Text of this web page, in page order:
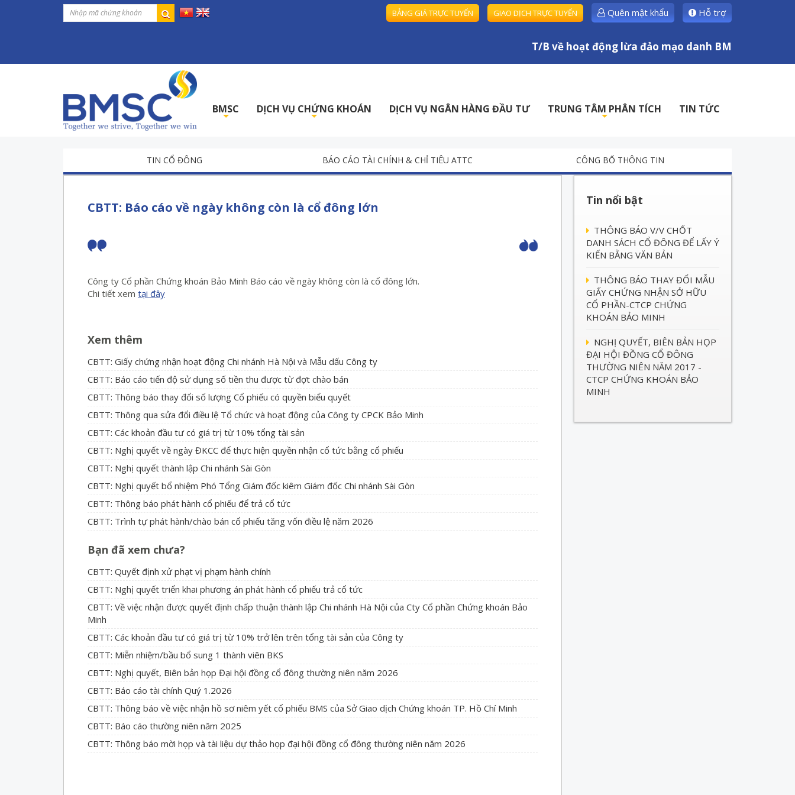
BẢNG GIÁ TRỰC TUYẾN GIAO DỊCH TRỰC TUYẾN Quên mật khẩu Hỗ trợ
T/B về hoạt động lừa đảo mạo danh BMSC
BMSC DỊCH VỤ CHỨNG KHOÁN DỊCH VỤ NGÂN HÀNG ĐẦU TƯ TRUNG TÂM PHÂN TÍCH TIN TỨC
TIN CỔ ĐÔNG BÁO CÁO TÀI CHÍNH & CHỈ TIÊU ATTC CÔNG BỐ THÔNG TIN
CBTT: Báo cáo về ngày không còn là cổ đông lớn
Công ty Cổ phần Chứng khoán Bảo Minh Báo cáo về ngày không còn là cổ đông lớn.
Chi tiết xem tại đây
Xem thêm
CBTT: Giấy chứng nhận hoạt động Chi nhánh Hà Nội và Mẫu dấu Công ty
CBTT: Báo cáo tiến độ sử dụng số tiền thu được từ đợt chào bán
CBTT: Thông báo thay đổi số lượng Cổ phiếu có quyền biểu quyết
CBTT: Thông qua sửa đổi điều lệ Tổ chức và hoạt động của Công ty CPCK Bảo Minh
CBTT: Các khoản đầu tư có giá trị từ 10% tổng tài sản
CBTT: Nghị quyết về ngày ĐKCC để thực hiện quyền nhận cổ tức bằng cổ phiếu
CBTT: Nghị quyết thành lập Chi nhánh Sài Gòn
CBTT: Nghị quyết bổ nhiệm Phó Tổng Giám đốc kiêm Giám đốc Chi nhánh Sài Gòn
CBTT: Thông báo phát hành cổ phiếu để trả cổ tức
CBTT: Trình tự phát hành/chào bán cổ phiếu tăng vốn điều lệ năm 2026
Bạn đã xem chưa?
CBTT: Quyết định xử phạt vị phạm hành chính
CBTT: Nghị quyết triển khai phương án phát hành cổ phiếu trả cổ tức
CBTT: Về việc nhận được quyết định chấp thuận thành lập Chi nhánh Hà Nội của Cty Cổ phần Chứng khoán Bảo
Minh
CBTT: Các khoản đầu tư có giá trị từ 10% trở lên trên tổng tài sản của Công ty
CBTT: Miễn nhiệm/bầu bổ sung 1 thành viên BKS
CBTT: Nghị quyết, Biên bản họp Đại hội đồng cổ đông thường niên năm 2026
CBTT: Báo cáo tài chính Quý 1.2026
CBTT: Thông báo về việc nhận hồ sơ niêm yết cổ phiếu BMS của Sở Giao dịch Chứng khoán TP. Hồ Chí Minh
CBTT: Báo cáo thường niên năm 2025
CBTT: Thông báo mời họp và tài liệu dự thảo họp đại hội đồng cổ đông thường niên năm 2026
Tin nổi bật
THÔNG BÁO V/V CHỐT
DANH SÁCH CỔ ĐÔNG ĐỂ LẤY Ý
KIẾN BẰNG VĂN BẢN
THÔNG BÁO THAY ĐỔI MẪU
GIẤY CHỨNG NHẬN SỞ HỮU
CỔ PHẦN-CTCP CHỨNG
KHOÁN BẢO MINH
NGHỊ QUYẾT, BIÊN BẢN HỌP
ĐẠI HỘI ĐỒNG CỔ ĐÔNG
THƯỜNG NIÊN NĂM 2017 -
CTCP CHỨNG KHOÁN BẢO
MINH